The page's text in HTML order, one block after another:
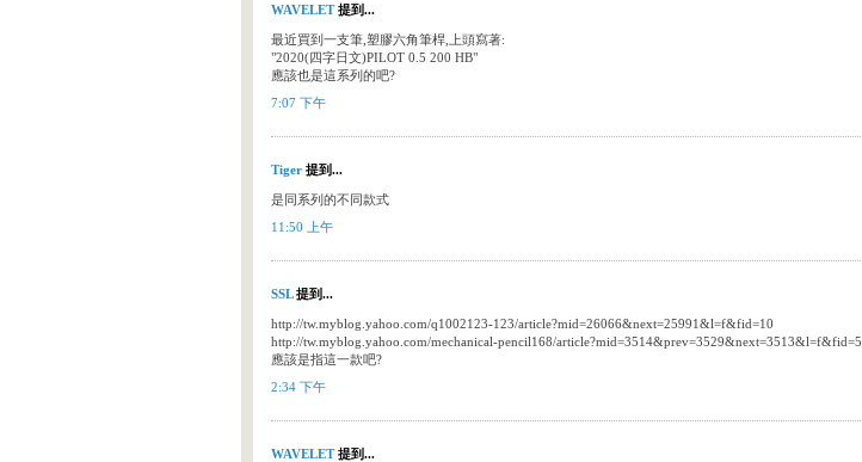
WAVELET提到...
最近買到一支筆,塑膠六角筆桿,上頭寫著:
"2020(四字日文)PILOT 0.5 200 HB"
應該也是這系列的吧?
7:07 下午
Tiger 提到...
是同系列的不同款式
11:50 上午
SSL提到...
http://tw.myblog.yahoo.com/q1002123-123/article?mid=26066&next=25991&l=f&fid=10
http://tw.myblog.yahoo.com/mechanical-pencil168/article?mid=3514&prev=3529&next=3513&l=f&fid=5
應該是指這一款吧?
2:34 下午
WAVELET提到...